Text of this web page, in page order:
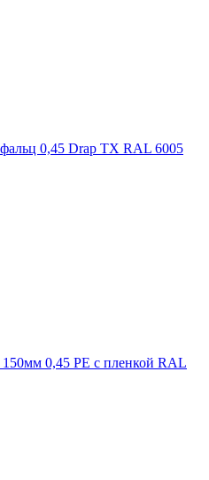
0,45 Drap TX RAL 6005
0,45 PE с пленкой RAL